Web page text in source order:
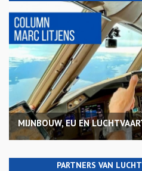
MIJNBOUW, EU EN
PARTNERS VAN